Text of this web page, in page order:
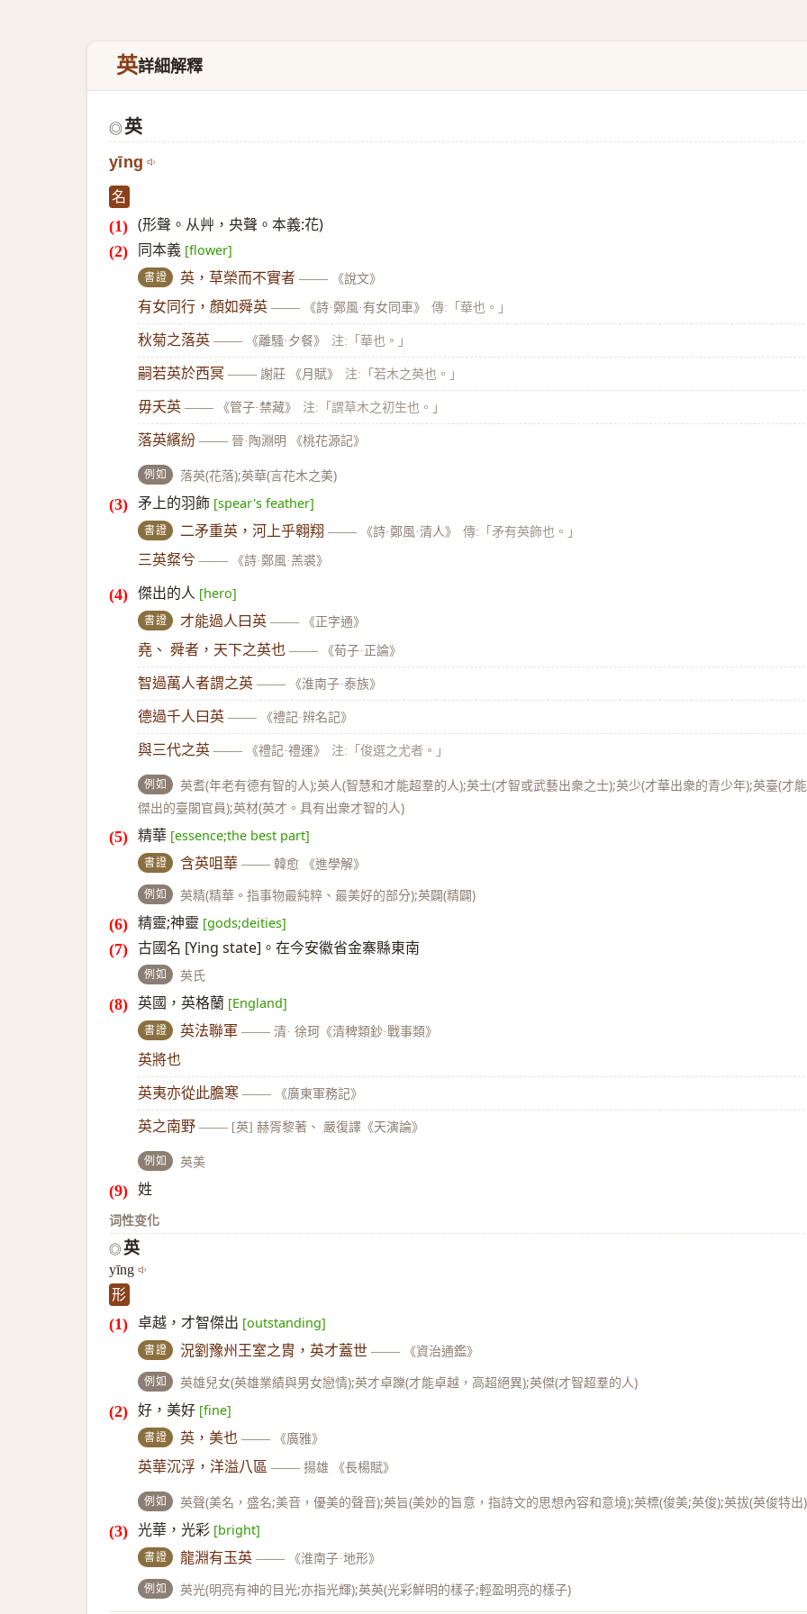
英詳細解釋
◎英
yīng
名
(形聲。从艸，央聲。本義:花)
同本義 [flower]
書證 英，草榮而不實者 —— 《說文》
有女同行，顏如舜英 —— 《詩·鄭風·有女同車》 傳:「華也。」
秋菊之落英 —— 《離騷·夕餐》 注:「華也。」
嗣若英於西冥 —— 謝莊 《月賦》 注:「若木之英也。」
毋夭英 —— 《管子·禁藏》 注:「謂草木之初生也。」
落英繽紛 —— 晉·陶淵明 《桃花源記》
例如 落英(花落);英華(言花木之美)
矛上的羽飾 [spear's feather]
書證 二矛重英，河上乎翱翔 —— 《詩·鄭風·清人》 傳:「矛有英飾也。」
三英粲兮 —— 《詩·鄭風·羔裘》
傑出的人 [hero]
書證 才能過人曰英 —— 《正字通》
堯、 舜者，天下之英也 —— 《荀子·正論》
智過萬人者謂之英 —— 《淮南子·泰族》
德過千人曰英 —— 《禮記·辨名記》
與三代之英 —— 《禮記·禮運》 注:「俊選之尤者。」
例如
英耆(年老有德有智的人);英人(智慧和才能超羣的人);英士(才智或武藝出衆之士);英少(才華出衆的青少年);英臺(才能
傑出的臺閣官員);英材(英才。具有出衆才智的人)
精華 [essence;the best part]
書證 含英咀華 —— 韓愈 《進學解》
例如 英精(精華。指事物最純粹、最美好的部分);英闢(精闢)
精靈;神靈 [gods;deities]
古國名 [Ying state]。在今安徽省金寨縣東南
例如 英氏
英國，英格蘭 [England]
書證 英法聯軍 —— 清· 徐珂《清稗類鈔·戰事類》
英將也
英夷亦從此膽寒 —— 《廣東軍務記》
英之南野 —— [英] 赫胥黎著、 嚴復譯《天演論》
例如 英美
姓
词性变化
◎ 英
yīng
形
卓越，才智傑出 [outstanding]
書證 況劉豫州王室之胄，英才蓋世 —— 《資治通鑑》
例如 英雄兒女(英雄業績與男女戀情);英才卓躒(才能卓越，高超絕異);英傑(才智超羣的人)
好，美好 [fine]
書證 英，美也 —— 《廣雅》
英華沉浮，洋溢八區 —— 揚雄 《長楊賦》
例如 英聲(美名，盛名;美音，優美的聲音);英旨(美妙的旨意，指詩文的思想內容和意境);英標(俊美;英俊);英拔(英俊特出)
光華，光彩 [bright]
書證 龍淵有玉英 —— 《淮南子·地形》
例如 英光(明亮有神的目光;亦指光輝);英英(光彩鮮明的樣子;輕盈明亮的樣子)